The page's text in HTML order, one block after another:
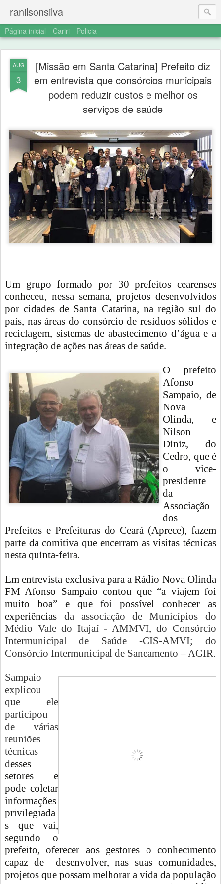
ranilsonsilva
Página inicial Cariri Policia
AUG
3
[Missão em Santa Catarina] Prefeito diz
em entrevista que consórcios municipais
podem reduzir custos e melhor os
serviços de saúde
Um grupo formado por 30 prefeitos cearenses
conheceu, nessa semana, projetos desenvolvidos
por cidades de Santa Catarina, na região sul do
país, nas áreas do consórcio de resíduos sólidos e
reciclagem, sistemas de abastecimento d’água e a
integração de ações nas áreas de saúde.
O prefeito
Afonso
Sampaio, de
Nova
Olinda, e
Nilson
Diniz, do
Cedro, que é
o vice-
presidente
da
Associação
dos
Prefeitos e Prefeituras do Ceará (Aprece), fazem
parte da comitiva que encerram as visitas técnicas
nesta quinta-feira.
Em entrevista exclusiva para a Rádio Nova Olinda
FM Afonso Sampaio contou que “a viajem foi
muito boa” e que foi possível conhecer as
experiências da associação de Municípios do
Médio Vale do Itajaí - AMMVI, do Consórcio
Intermunicipal de Saúde -CIS-AMVI; do
Consórcio Intermunicipal de Saneamento – AGIR.
Sampaio
explicou
que ele
participou
de várias
reuniões
técnicas
desses
setores e
pode coletar
informações
privilegiada
s que vai,
segundo o
prefeito, oferecer aos gestores o conhecimento
capaz de desenvolver, nas suas comunidades,
projetos que possam melhorar a vida da população